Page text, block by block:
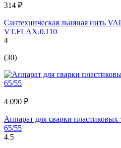
314 ₽
Сантехническая льняная нить
VT.FLAX.0.110
4
(30)
4 090 ₽
Аппарат для сварки
65/55
4.5